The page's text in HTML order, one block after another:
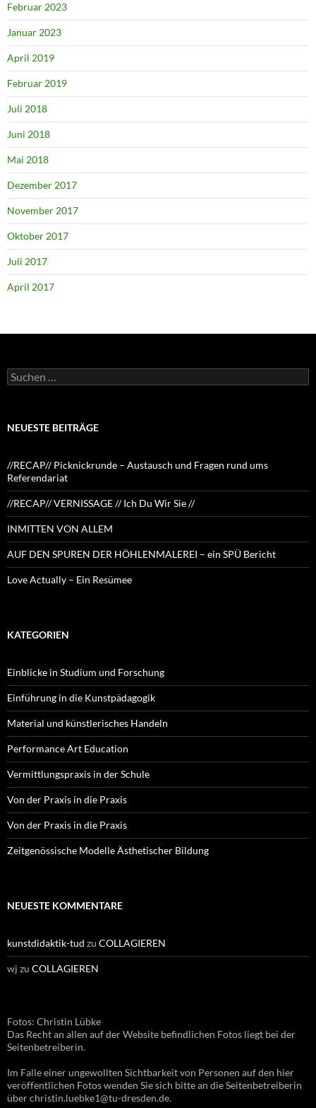
Februar 2023
Januar 2023
April 2019
Februar 2019
Juli 2018
Juni 2018
Mai 2018
Dezember 2017
November 2017
Oktober 2017
Juli 2017
April 2017
Suchen
nach:
NEUESTE BEITRÄGE
//RECAP// Picknickrunde – Austausch und Fragen rund ums
Referendariat
//RECAP// VERNISSAGE // Ich Du Wir Sie //
INMITTEN VON ALLEM
AUF DEN SPUREN DER HÖHLENMALEREI – ein SPÜ Bericht
Love Actually – Ein Resümee
KATEGORIEN
Einblicke in Studium und Forschung
Einführung in die Kunstpädagogik
Material und künstlerisches Handeln
Performance Art Education
Vermittlungspraxis in der Schule
Von der Praxis in die Praxis
Von der Praxis in die Praxis
Zeitgenössische Modelle Ästhetischer Bildung
NEUESTE KOMMENTARE
kunstdidaktik-tud zu COLLAGIEREN
wj zu COLLAGIEREN
Fotos: Christin Lübke
Das Recht an allen auf der Website befindlichen Fotos liegt bei der
Seitenbetreiberin.
Im Falle einer ungewollten Sichtbarkeit von Personen auf den hier
veröffentlichen Fotos wenden Sie sich bitte an die Seitenbetreiberin
über christin.luebke1@tu-dresden.de.